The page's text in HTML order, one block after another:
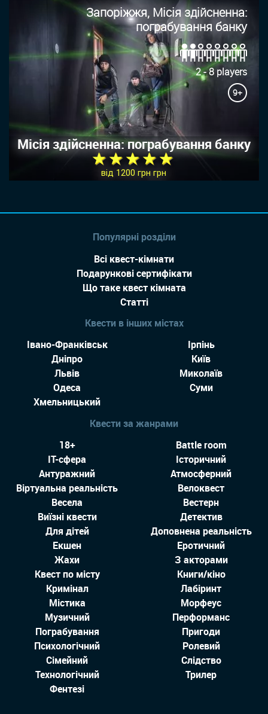
Запоріжжя, Місія здійсненна:
пограбування банку
2 - 8 players
9+
Місія здійсненна: пограбування банку
★ ★ ★ ★ ★
від 1200 грн грн
Популярні розділи
Всі квест-кімнати
Подарункові сертифікати
Що таке квест кімната
Статті
Квести в інших містах
Івано-Франківськ
Ірпінь
Дніпро
Київ
Львів
Миколаїв
Одеса
Суми
Хмельницький
Квести за жанрами
18+
Battle room
IT-сфера
Історичний
Антуражний
Атмосферний
Віртуальна реальність
Велоквест
Весела
Вестерн
Виїзні квести
Детектив
Для дітей
Доповнена реальність
Екшен
Еротичний
Жахи
З акторами
Квест по місту
Книги/кіно
Кримінал
Лабіринт
Містика
Морфеус
Музичний
Перформанс
Пограбування
Пригоди
Психологічний
Ролевий
Сімейний
Слідство
Технологiчний
Трилер
Фентезі